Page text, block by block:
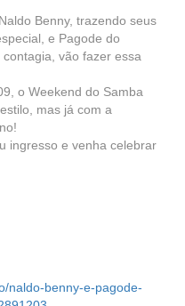
Benny, trazendo seus
e Pagode do
vão fazer essa
o Weekend do Samba
mas já com a
ingresso e venha celebrar
naldo-benny-e-pagode-